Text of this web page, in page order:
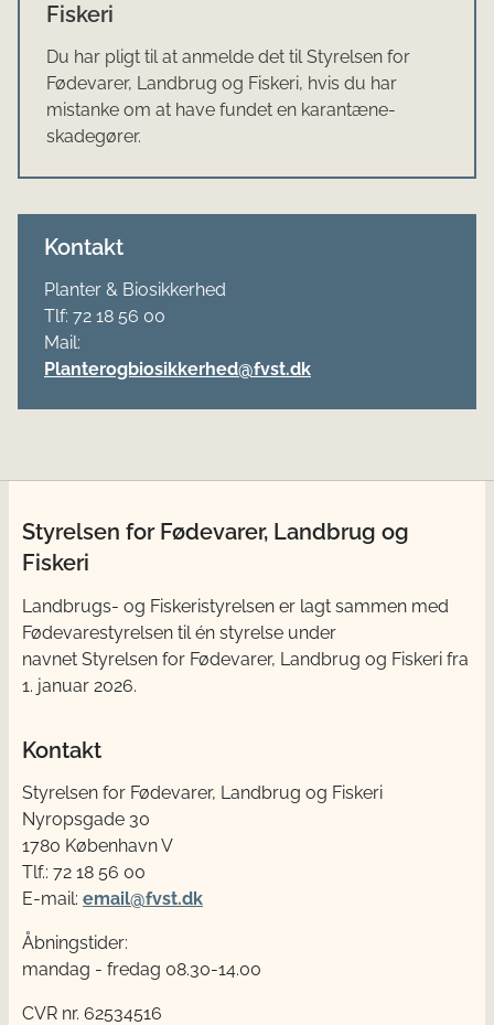
Fiskeri
Du har pligt til at anmelde det til Styrelsen for
Fødevarer, Landbrug og Fiskeri, hvis du har
mistanke om at have fundet en karantæne-
skadegører.
Kontakt
Planter & Biosikkerhed
Tlf: 72 18 56 00
Mail:
Planterogbiosikkerhed@fvst.dk
Styrelsen for Fødevarer, Landbrug og
Fiskeri
Landbrugs- og Fiskeristyrelsen er lagt sammen med
Fødevarestyrelsen til én styrelse under
navnet Styrelsen for Fødevarer, Landbrug og Fiskeri fra
1. januar 2026.
Kontakt
Styrelsen for Fødevarer, Landbrug og Fiskeri
Nyropsgade 30
1780 København V
Tlf.: 72 18 56 00
E-mail: email@fvst.dk
Åbningstider:
mandag - fredag 08.30-14.00
CVR nr. 62534516